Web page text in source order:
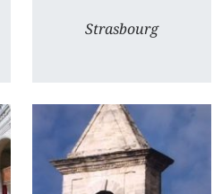
Strasbourg